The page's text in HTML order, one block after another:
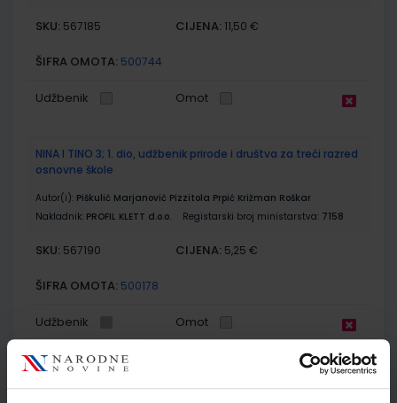
SKU: 567185 CIJENA: 11,50 €
ŠIFRA OMOTA: 500744
Udžbenik Omot
NINA I TINO 3; 1. dio, udžbenik prirode i društva za treći razred
osnovne škole
Autor(i): Piškulić Marjanović Pizzitola Prpić Križman Roškar
Nakladnik: PROFIL KLETT d.o.o. Registarski broj ministarstva: 7158
SKU: 567190 CIJENA: 5,25 €
ŠIFRA OMOTA: 500178
Udžbenik Omot
NINA I TINO 3; 2. dio, udžbenik prirode i društva za treći razred
osnovne škole